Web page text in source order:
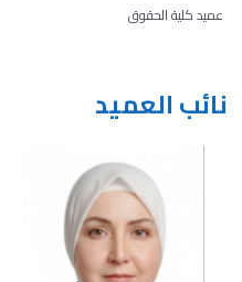
عميد كلية الحقوق
نائب العميد